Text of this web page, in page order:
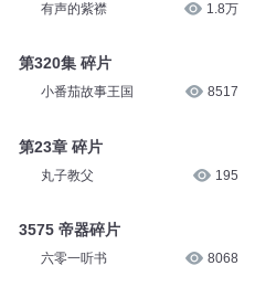
有声的紫襟 1.8万
第320集 碎片
小番茄故事王国 8517
第23章 碎片
丸子教父 195
3575 帝器碎片
六零一听书 8068